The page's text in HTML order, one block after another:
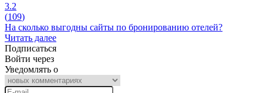
3.2
(109)
На сколько выгодны сайты по бронированию отелей?
Читать далее
Подписаться
Войти через
Уведомлять о